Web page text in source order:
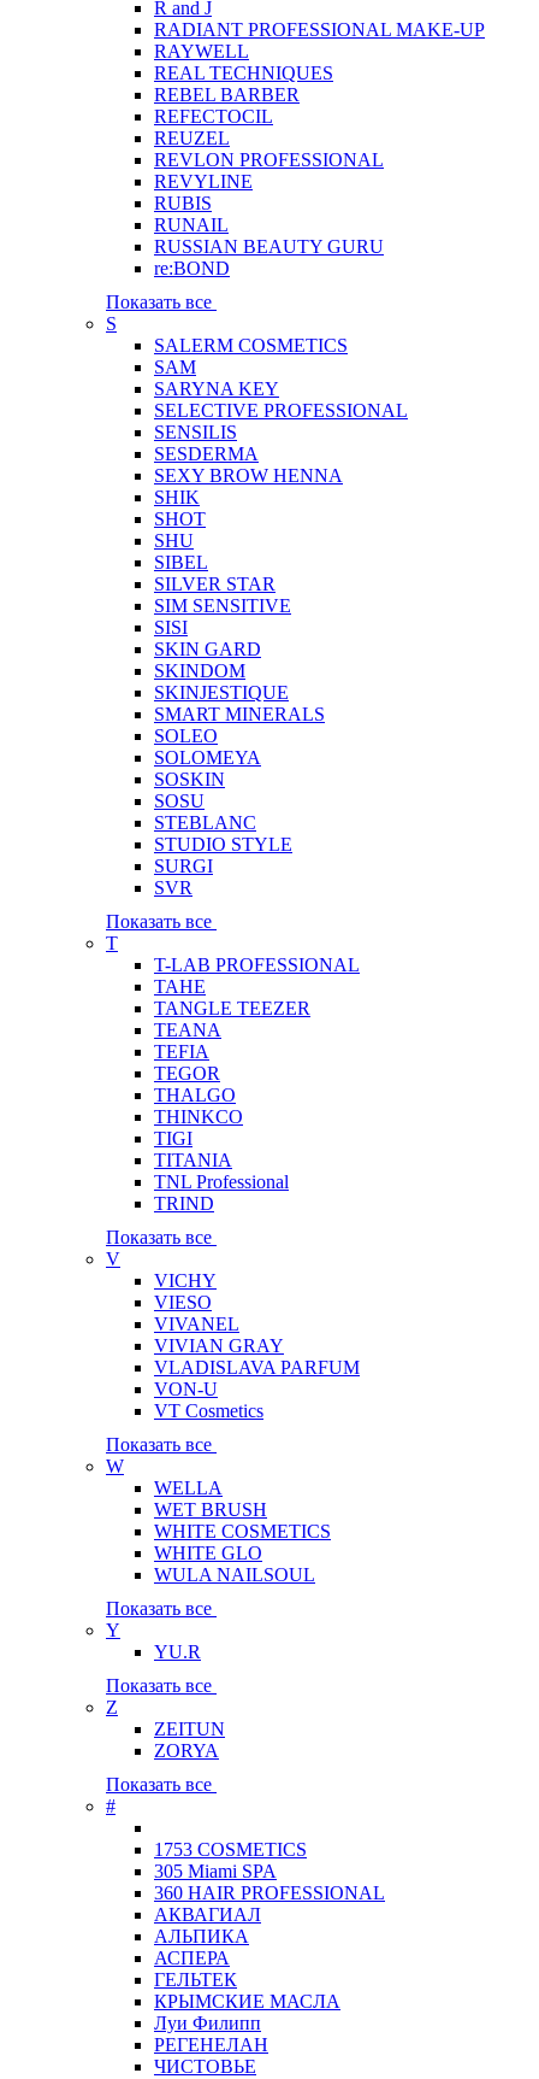
R and J
RADIANT PROFESSIONAL MAKE-UP
RAYWELL
REAL TECHNIQUES
REBEL BARBER
REFECTOCIL
REUZEL
REVLON PROFESSIONAL
REVYLINE
RUBIS
RUNAIL
RUSSIAN BEAUTY GURU
re:BOND
Показать все
S
SALERM COSMETICS
SAM
SARYNA KEY
SELECTIVE PROFESSIONAL
SENSILIS
SESDERMA
SEXY BROW HENNA
SHIK
SHOT
SHU
SIBEL
SILVER STAR
SIM SENSITIVE
SISI
SKIN GARD
SKINDOM
SKINJESTIQUE
SMART MINERALS
SOLEO
SOLOMEYA
SOSKIN
SOSU
STEBLANC
STUDIO STYLE
SURGI
SVR
Показать все
T
T-LAB PROFESSIONAL
TAHE
TANGLE TEEZER
TEANA
TEFIA
TEGOR
THALGO
THINKCO
TIGI
TITANIA
TNL Professional
TRIND
Показать все
V
VICHY
VIESO
VIVANEL
VIVIAN GRAY
VLADISLAVA PARFUM
VON-U
VT Cosmetics
Показать все
W
WELLA
WET BRUSH
WHITE COSMETICS
WHITE GLO
WULA NAILSOUL
Показать все
Y
YU.R
Показать все
Z
ZEITUN
ZORYA
Показать все
#
1753 COSMETICS
305 Miami SPA
360 HAIR PROFESSIONAL
АКВАГИАЛ
АЛЬПИКА
АСПЕРА
ГЕЛЬТЕК
КРЫМСКИЕ МАСЛА
Луи Филипп
РЕГЕНЕЛАН
ЧИСТОВЬЕ